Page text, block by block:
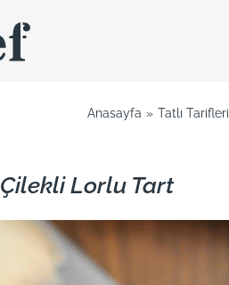
Anasayfa Tatlı Tarifleri
Çilekli Lorlu Tart